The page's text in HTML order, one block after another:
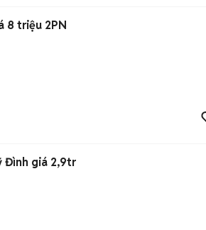
8 triệu 2PN
Đình giá 2,9tr